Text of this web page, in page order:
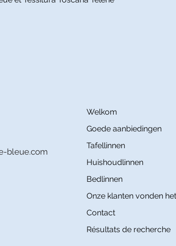
bleue.com
Welkom
Goede aanbiedingen
Tafellinnen
Huishoudlinnen
Bedlinnen
Onze klanten vonden
Contact
Résultats de recherche